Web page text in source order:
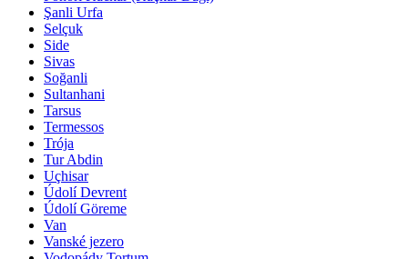
Şanli Urfa
Selçuk
Side
Sivas
Soğanli
Sultanhani
Tarsus
Termessos
Trója
Tur Abdin
Uçhisar
Údolí Devrent
Údolí Göreme
Van
Vanské jezero